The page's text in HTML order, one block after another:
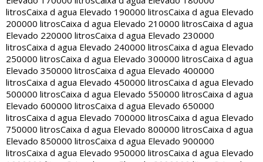
litrosCaixa d agua Elevado 190000 litrosCaixa d agua Elevado
200000 litrosCaixa d agua Elevado 210000 litrosCaixa d agua
Elevado 220000 litrosCaixa d agua Elevado 230000
litrosCaixa d agua Elevado 240000 litrosCaixa d agua Elevado
250000 litrosCaixa d agua Elevado 300000 litrosCaixa d agua
Elevado 350000 litrosCaixa d agua Elevado 400000
litrosCaixa d agua Elevado 450000 litrosCaixa d agua Elevado
500000 litrosCaixa d agua Elevado 550000 litrosCaixa d agua
Elevado 600000 litrosCaixa d agua Elevado 650000
litrosCaixa d agua Elevado 700000 litrosCaixa d agua Elevado
750000 litrosCaixa d agua Elevado 800000 litrosCaixa d agua
Elevado 850000 litrosCaixa d agua Elevado 900000
litrosCaixa d agua Elevado 950000 litrosCaixa d agua Elevado